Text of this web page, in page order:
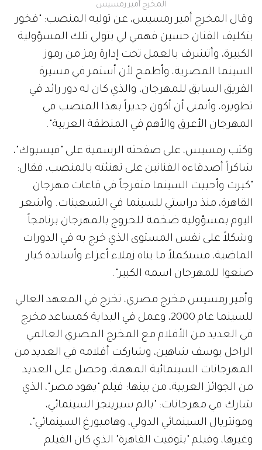
المخرج أمير رمسيس
وقال المخرج أمير رمسيس، عن توليه المنصب: "فخور
بتكليف الفنان حسين فهمي لي بتولي تلك المسؤولية
الكبيرة، وأتشرف بالعمل تحت إدارة رمز من رموز
السينما المصرية، وأطمح لأن أستمر في مسيرة
الفريق السابق للمهرجان، والذي كان له دور رائد في
تطويره، وأتمنى أن أكون جديراً بهذا المنصب في
المهرجان الأعرق والأهم في المنطقة العربية".
وكتب رمسيس، على صفحته الرسمية على "فيسبوك"،
شاكراً أصدقاءه الفنانين على تهنئته بالمنصب، فقال:
"كبرت وأحببت السينما متفرجاً في قاعات مهرجان
القاهرة، منذ دراستي للسينما في التسعينات. وأشعر
اليوم بمسؤولية ضخمة للخروج بالمهرجان برنامجاً
وشكلاً على نفس المستوى الذي خرج به في الدورات
الماضية، مستكملاً ما بناه زملاء أعزاء وأساتذة كبار
صنعوا للمهرجان اسمه الكبير".
وأمير رمسيس مخرج مصري، تخرج في المعهد العالي
للسينما عام 2000، وعمل في البداية كمساعد مخرج
في العديد من الأفلام مع المخرج المصري العالمي
الراحل يوسف شاهين، وشاركت أفلامه في العديد من
المهرجانات السينمائية المهمة، وحصل على العديد
من الجوائز العربية، من بينها: فيلم "يهود مصر"، الذي
شارك في مهرجانات: "بالم سبرينجز السينمائي،
ومونتريال السينمائي الدولي، وهامبورغ السينمائي"،
وغيرها، وفيلم "بتوقيت القاهرة" الذي كان الفيلم